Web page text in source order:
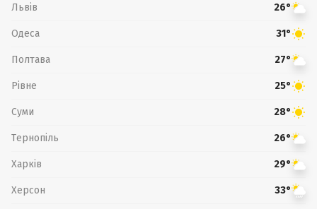
Львів 26°
Одеса 31°
Полтава 27°
Рівне 25°
Суми 28°
Тернопіль 26°
Харків 29°
Херсон 33°